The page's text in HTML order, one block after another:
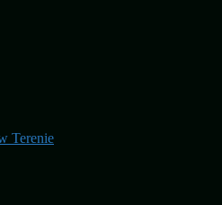
Terenie